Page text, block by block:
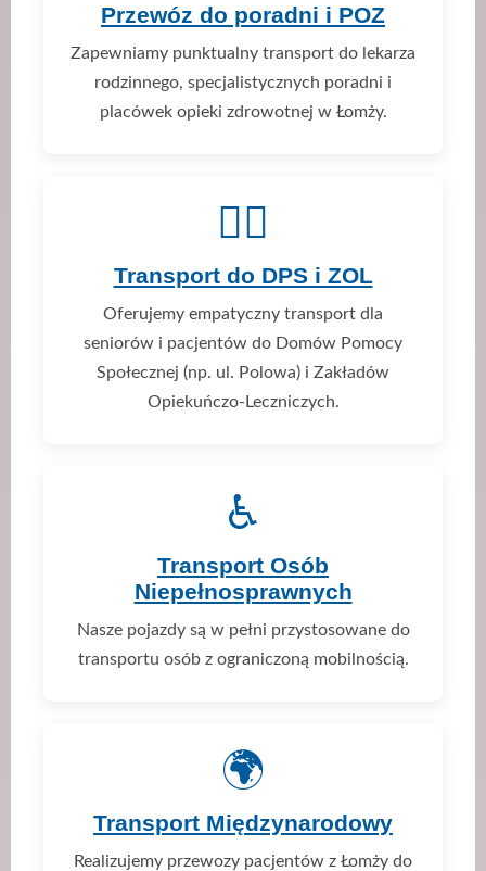
Przewóz do poradni i POZ
Zapewniamy punktualny transport do lekarza
rodzinnego, specjalistycznych poradni i
placówek opieki zdrowotnej w Łomży.
👨‍⚕️
Transport do DPS i ZOL
Oferujemy empatyczny transport dla
seniorów i pacjentów do Domów Pomocy
Społecznej (np. ul. Polowa) i Zakładów
Opiekuńczo-Leczniczych.
♿
Transport Osób
Niepełnosprawnych
Nasze pojazdy są w pełni przystosowane do
transportu osób z ograniczoną mobilnością.
🌍
Transport Międzynarodowy
Realizujemy przewozy pacjentów z Łomży do